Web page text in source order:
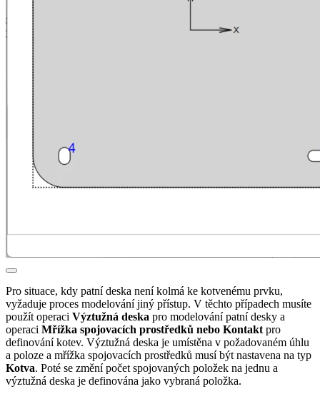
Pro situace, kdy patní deska není kolmá ke kotvenému prvku,
vyžaduje proces modelování jiný přístup. V těchto případech musíte
použít operaci Výztužná deska pro modelování patní desky a
operaci Mřížka spojovacích prostředků nebo Kontakt pro
definování kotev. Výztužná deska je umístěna v požadovaném úhlu
a poloze a mřížka spojovacích prostředků musí být nastavena na typ
Kotva. Poté se změní počet spojovaných položek na jednu a
výztužná deska je definována jako vybraná položka.